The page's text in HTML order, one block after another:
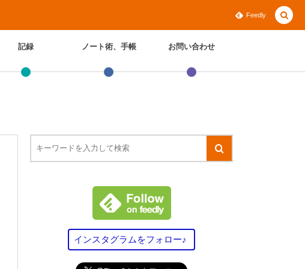
Feedly
記録 ノート術、手帳 お問い合わせ
インスタグラムをフォロー♪